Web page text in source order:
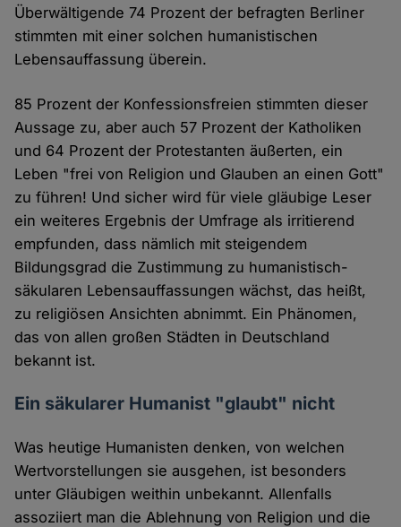
Überwältigende 74 Prozent der befragten Berliner
stimmten mit einer solchen humanistischen
Lebensauffassung überein.
85 Prozent der Konfessionsfreien stimmten dieser
Aussage zu, aber auch 57 Prozent der Katholiken
und 64 Prozent der Protestanten äußerten, ein
Leben "frei von Religion und Glauben an einen Gott"
zu führen! Und sicher wird für viele gläubige Leser
ein weiteres Ergebnis der Umfrage als irritierend
empfunden, dass nämlich mit steigendem
Bildungsgrad die Zustimmung zu humanistisch-
säkularen Lebensauffassungen wächst, das heißt,
zu religiösen Ansichten abnimmt. Ein Phänomen,
das von allen großen Städten in Deutschland
bekannt ist.
Ein säkularer Humanist "glaubt" nicht
Was heutige Humanisten denken, von welchen
Wertvorstellungen sie ausgehen, ist besonders
unter Gläubigen weithin unbekannt. Allenfalls
assoziiert man die Ablehnung von Religion und die